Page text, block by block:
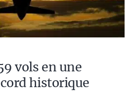
vols en une
historique